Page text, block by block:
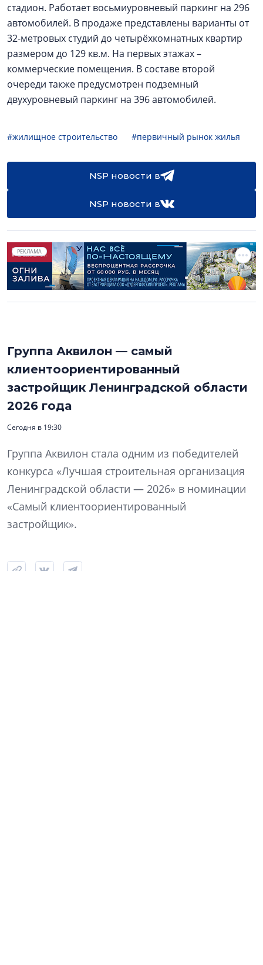
стадион. Работает восьмиуровневый паркинг на 296
автомобилей. В продаже представлены варианты от
32-метровых студий до четырёхкомнатных квартир
размером до 129 кв.м. На первых этажах –
коммерческие помещения. В составе второй
очереди также предусмотрен подземный
двухуровневый паркинг на 396 автомобилей.
#жилищное строительство #первичный рынок жилья
NSP новости в
NSP новости в
РЕКЛАМА
Группа Аквилон — самый
клиентоориентированный
застройщик Ленинградской области
2026 года
Сегодня в 19:30
Группа Аквилон стала одним из победителей
конкурса «Лучшая строительная организация
Ленинградской области — 2026» в номинации
«Самый клиентоориентированный
застройщик».